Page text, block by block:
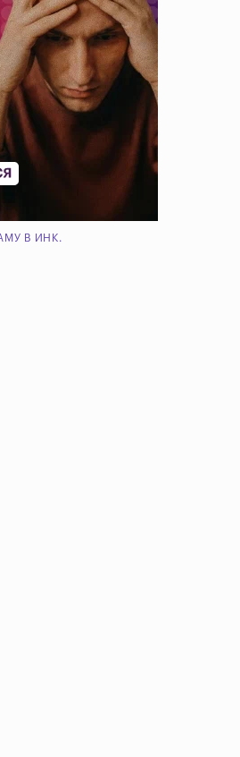
В ИНК.